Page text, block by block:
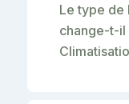
Le type de
change-t-